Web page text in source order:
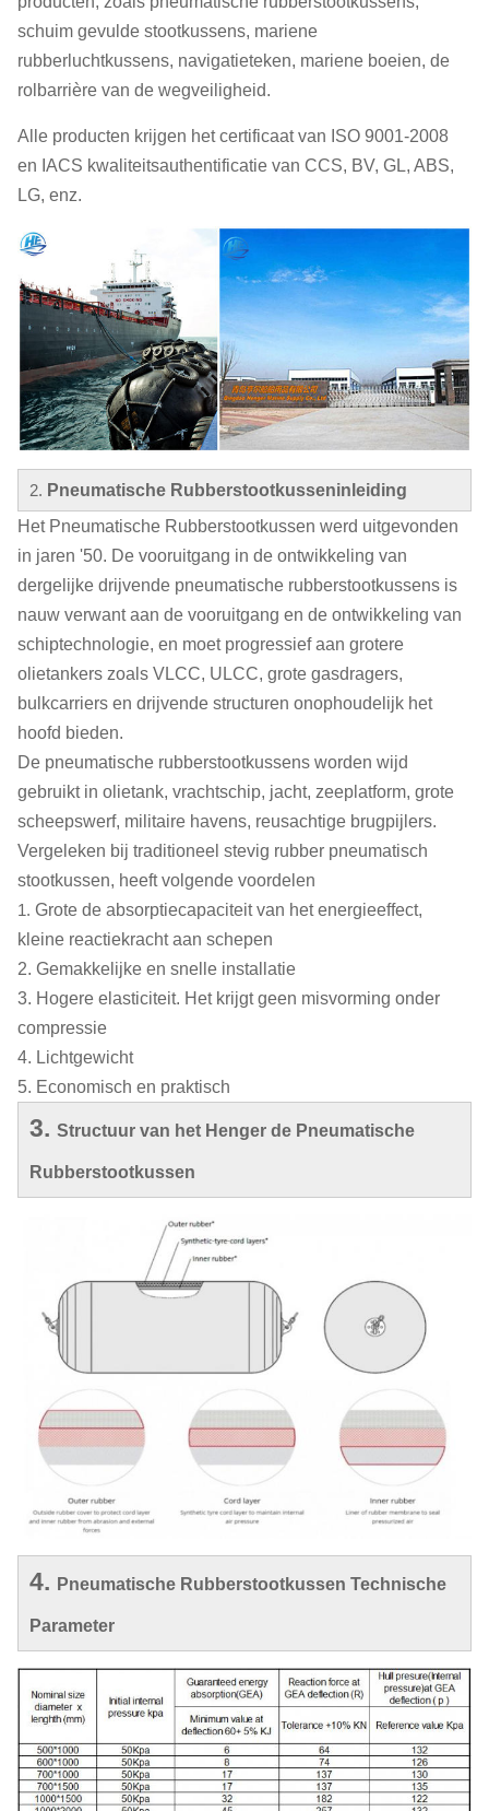
schuim gevulde stootkussens, mariene
rubberluchtkussens, navigatieteken, mariene boeien, de
rolbarrière van de wegveiligheid.
Alle producten krijgen het certificaat van ISO 9001-2008
en IACS kwaliteitsauthentificatie van CCS, BV, GL, ABS,
LG, enz.
2. Pneumatische Rubberstootkusseninleiding
Het Pneumatische Rubberstootkussen werd uitgevonden
in jaren '50. De vooruitgang in de ontwikkeling van
dergelijke drijvende pneumatische rubberstootkussens is
nauw verwant aan de vooruitgang en de ontwikkeling van
schiptechnologie, en moet progressief aan grotere
olietankers zoals VLCC, ULCC, grote gasdragers,
bulkcarriers en drijvende structuren onophoudelijk het
hoofd bieden.
De pneumatische rubberstootkussens worden wijd
gebruikt in olietank, vrachtschip, jacht, zeeplatform, grote
scheepswerf, militaire havens, reusachtige brugpijlers.
Vergeleken bij traditioneel stevig rubber pneumatisch
stootkussen, heeft volgende voordelen
1. Grote de absorptiecapaciteit van het energieeffect,
kleine reactiekracht aan schepen
2. Gemakkelijke en snelle installatie
3. Hogere elasticiteit. Het krijgt geen misvorming onder
compressie
4. Lichtgewicht
5. Economisch en praktisch
3. Structuur van het Henger de Pneumatische
Rubberstootkussen
4. Pneumatische Rubberstootkussen Technische
Parameter